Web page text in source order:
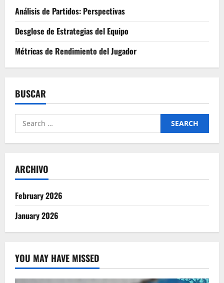
Análisis de Partidos: Perspectivas
Desglose de Estrategias del Equipo
Métricas de Rendimiento del Jugador
BUSCAR
Search
for:
ARCHIVO
February 2026
January 2026
YOU MAY HAVE MISSED